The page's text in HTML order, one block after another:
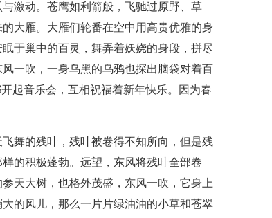
激动。苍鹰如利箭般，飞驰过原野、草
大雁。大雁们轮番在空中用高贵优雅的身
于巢中的百灵，舞弄着妖娆的身段，拼尽
一吹，一身乌黑的乌鸦也探出脑袋对着百
起音乐会，互相祝福着新年快乐。因为春
舞的残叶，残叶被卷得不知所向，但是残
的积极蓬勃。远望，东风将残叶全部卷
天大树，也格外茂盛，东风一吹，它身上
的风儿，那么一片片绿油油的小草和苍翠